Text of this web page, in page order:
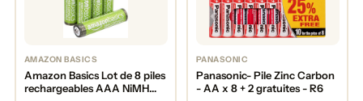
AMAZON BASICS
Amazon Basics Lot de 8 piles
rechargeables AAA NiMH
PANASONIC
Panasonic- Pile Zinc Carbon
- AA x 8 + 2 gratuites - R6